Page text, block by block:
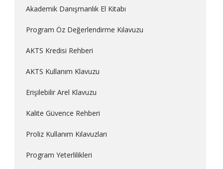
Akademik Danışmanlık El Kitabı
Program Öz Değerlendirme Kılavuzu
AKTS Kredisi Rehberi
AKTS Kullanım Klavuzu
Erişilebilir Arel Klavuzu
Kalite Güvence Rehberi
Proliz Kullanım Kılavuzları
Program Yeterlilikleri